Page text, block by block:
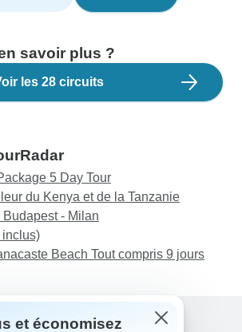
savoir plus ?
les 28 circuits
5 Day Tour
du Kenya et de la Tanzanie
- Milan
inclus)
Beach Tout compris 9 jours
et économisez